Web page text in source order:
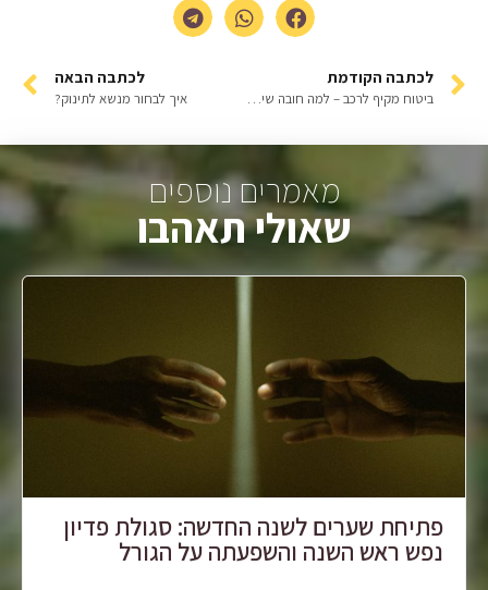
לכתבה הקודמת
ביטוח מקיף לרכב – למה חובה שיהיה לכם?
לכתבה הבאה
איך לבחור מנשא לתינוק?
מאמרים נוספים
שאולי תאהבו
פתיחת שערים לשנה החדשה: סגולת פדיון
נפש ראש השנה והשפעתה על הגורל